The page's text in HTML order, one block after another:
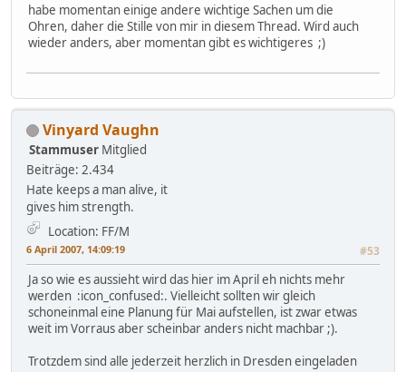
habe momentan einige andere wichtige Sachen um die
Ohren, daher die Stille von mir in diesem Thread. Wird auch
wieder anders, aber momentan gibt es wichtigeres ;)
Vinyard Vaughn
Stammuser Mitglied
Beiträge: 2.434
Hate keeps a man alive, it
gives him strength.
Location: FF/M
6 April 2007, 14:09:19 #53
Ja so wie es aussieht wird das hier im April eh nichts mehr
werden :icon_confused:. Vielleicht sollten wir gleich
schoneinmal eine Planung für Mai aufstellen, ist zwar etwas
weit im Vorraus aber scheinbar anders nicht machbar ;).
Trotzdem sind alle jederzeit herzlich in Dresden eingeladen